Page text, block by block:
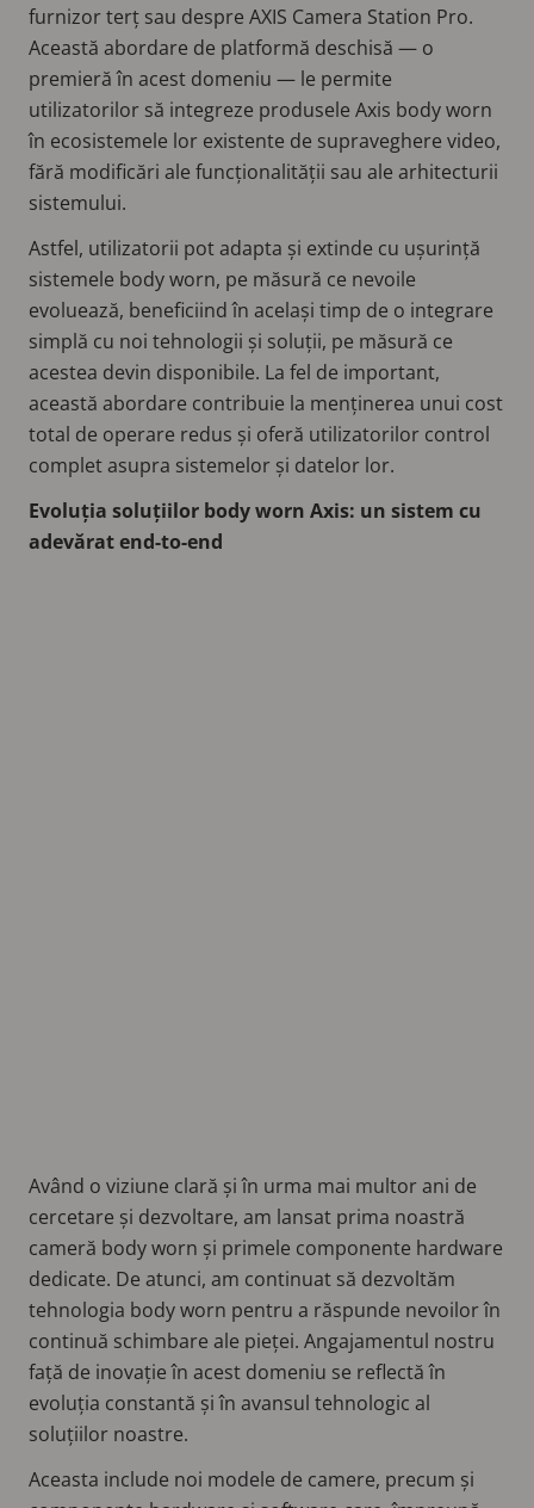
furnizor terț sau despre AXIS Camera Station Pro.
Această abordare de platformă deschisă — o
premieră în acest domeniu — le permite
utilizatorilor să integreze produsele Axis body worn
în ecosistemele lor existente de supraveghere video,
fără modificări ale funcționalității sau ale arhitecturii
sistemului.
Astfel, utilizatorii pot adapta și extinde cu ușurință
sistemele body worn, pe măsură ce nevoile
evoluează, beneficiind în același timp de o integrare
simplă cu noi tehnologii și soluții, pe măsură ce
acestea devin disponibile. La fel de important,
această abordare contribuie la menținerea unui cost
total de operare redus și oferă utilizatorilor control
complet asupra sistemelor și datelor lor.
Evoluția soluțiilor body worn Axis: un sistem cu
adevărat end-to-end
Având o viziune clară și în urma mai multor ani de
cercetare și dezvoltare, am lansat prima noastră
cameră body worn și primele componente hardware
dedicate. De atunci, am continuat să dezvoltăm
tehnologia body worn pentru a răspunde nevoilor în
continuă schimbare ale pieței. Angajamentul nostru
față de inovație în acest domeniu se reflectă în
evoluția constantă și în avansul tehnologic al
soluțiilor noastre.
Aceasta include noi modele de camere, precum și